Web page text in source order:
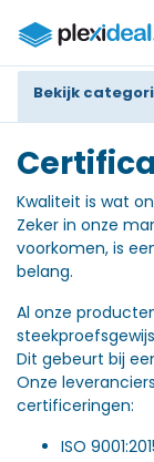
Bekijk
Plexiglas®
Polycarbonaat
Trespa® / HPL
Polyethyleen
PVC Schuim
Accessoires
Kwaliteit is wat
Zeker in onze
voorkomen, is
belang.
Al onze
Dit gebeurt bij
Onze
certificeringen:
ISO